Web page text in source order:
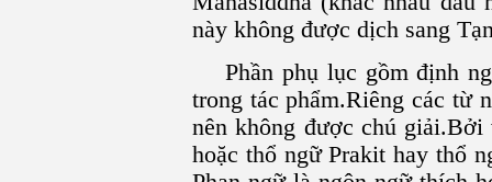
này không được dịch sang
Phần phụ lục gồm định
trong tác phẩm.Riêng các từ
nên không được chú
hoặc thổ ngữ Prakit hay thổ